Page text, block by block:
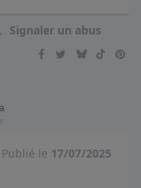
Signaler un abus
Publié le 17/07/2025